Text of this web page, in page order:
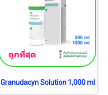
Granudacyn Solution 1,000 ml